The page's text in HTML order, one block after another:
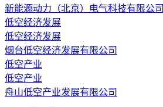
新能源动力（北京）电气科技有限公司
低空经济发展
低空经济发展
烟台低空经济发展有限公司
低空产业
低空产业
舟山低空产业发展有限公司